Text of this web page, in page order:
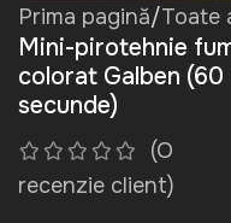
Prima pagină/Toate
Mini-pirotehnie
colorat Galben (60
secunde)
(O
recenzie client)